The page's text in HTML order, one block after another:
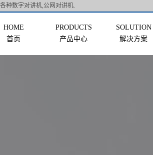
种数字对讲机,公网对讲机.
首页 产品中心 解决方案